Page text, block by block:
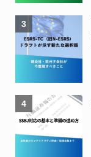
3
4